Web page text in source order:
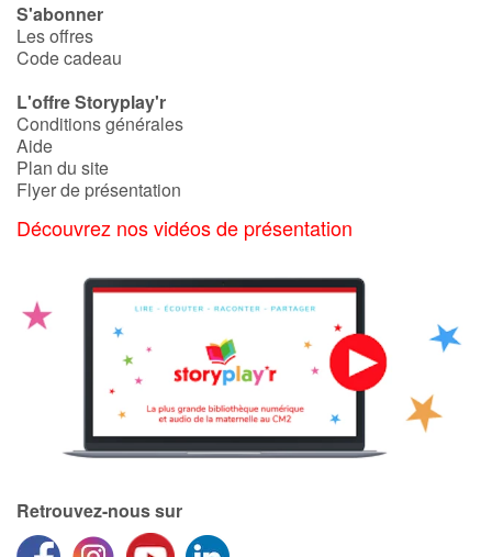
S'abonner
Les offres
Code cadeau
L'offre Storyplay'r
Conditions générales
Aide
Plan du site
Flyer de présentation
Découvrez nos vidéos de présentation
Retrouvez-nous sur